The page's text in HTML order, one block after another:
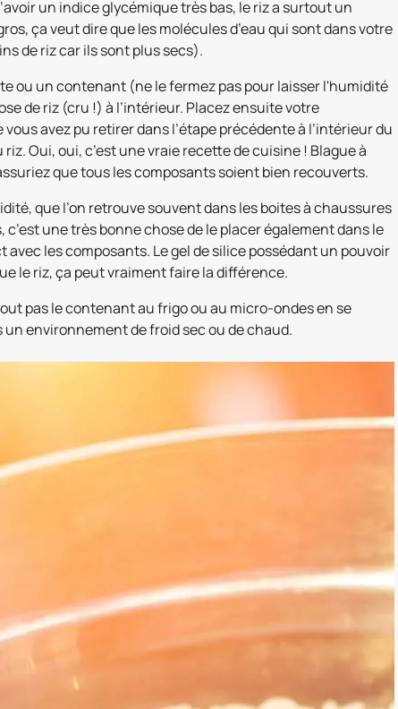
un indice glycémique très bas, le riz a surtout un
ça veut dire que les molécules d’eau qui sont dans votre
de riz car ils sont plus secs).
ou un contenant (ne le fermez pas pour laisser l'humidité
de riz (cru !) à l’intérieur. Placez ensuite votre
avez pu retirer dans l’étape précédente à l’intérieur du
Oui, oui, c’est une vraie recette de cuisine ! Blague à
que tous les composants soient bien recouverts.
que l’on retrouve souvent dans les boites à chaussures
une très bonne chose de le placer également dans le
les composants. Le gel de silice possédant un pouvoir
le riz, ça peut vraiment faire la différence.
pas le contenant au frigo ou au micro-ondes en se
environnement de froid sec ou de chaud.